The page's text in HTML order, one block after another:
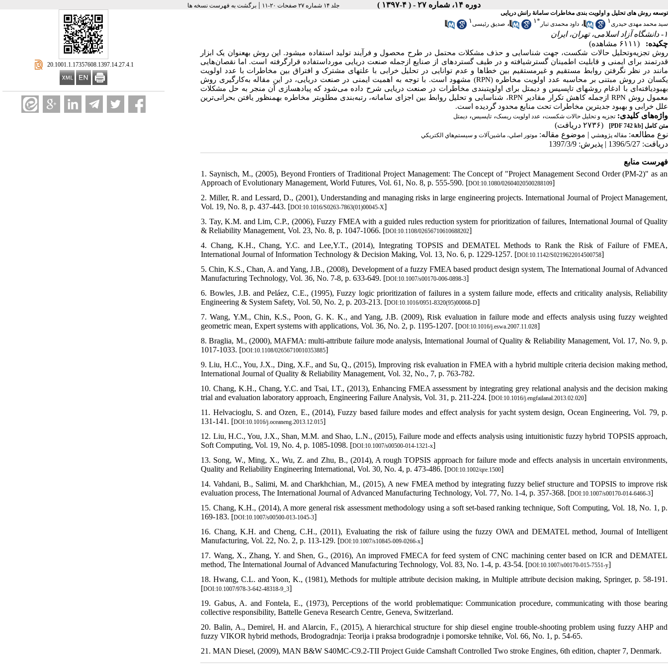
دوره ۱۴، شماره ۲۷ - ( ۴-۱۳۹۷ ) جلد ۱۴ شماره ۲۷ صفحات ۲۰-۱۱ | برگشت به فهرست نسخه ها
‎ 20.1001.1.17357608.1397.14.27.4.1
توسعه روش های تحلیل و اولویت بندی مخاطرات سامانۀ رانش دریایی
سید محمد مهدی حیدری۱ ، داود محمدی تبار *۱ ، صدیق رئیسی۱
۱- دانشگاه آزاد اسلامی، تهران، ایران
چکیده:
(۶۱۱۱ مشاهده)
روش تجزیه‌وتحلیل حالات شکست، جهت شناسایی و حذف مشکلات محتمل در طرح محصول و فرآیند تولید استفاده می­شود. این روش به­عنوان یک ابزار
قدرتمند برای ایمنی و قابلیت اطمینان گسترش­یافته و در طیف گسترده­ای از صنایع ازجمله صنعت دریایی مورداستفاده قرارگرفته است. اما نقصان‌هایی
مانند در نظر نگرفتن روابط مستقیم و غیرمستقیم بین خطاها و عدم توانایی در تحلیل خرابی با علت­های مشترک و افتراق بین مخاطرات با عدد اولویت
یکسان در روش مبتنی بر محاسبه عدد اولویت مخاطره(RPN)
مشهود است. با توجه به اهمیت ایمنی در صنعت دریایی، در این مقاله به‌کارگیری روش
بهبودیافته‌ای با ادغام روش­های تاپسیس و دیمتل برای اولویت­بندی مخاطرات در صنعت دریایی شرح داده می‌شود که پیاده­سازی آن منجر به حل مشکلات
معمول روش
RPN ازجمله کاهش تکرار مقادیر RPN
، شناسایی و تحلیل روابط بین اجزای سامانه، رتبه‌بندی مطلوب­تر مخاطره به­منظور یافتن بحرانی‌ترین
علل خرابی و بهبود جدی­ترین مخاطرات تحت منابع محدود گردیده است.
واژه‌های کلیدی: تجزیه و تحلیل حالات شکست، عدد اولویت ریسک، تاپسیس، دیمتل
متن کامل [PDF 742 kb]
(۲۷۳۶ دریافت)
نوع مطالعه: مقاله پژوهشي | موضوع مقاله: موتور اصلي، ماشين‌آلات و سيستم‌هاي الكتريكي
دریافت: 1396/5/27 | پذیرش: 1397/3/9
فهرست منابع
1. Saynisch, M., (2005), Beyond Frontiers of Traditional Project Management: The Concept of "Project Management Second Order (PM-2)" as an
Approach of Evolutionary Management, World Futures, Vol. 61, No. 8, p. 555-590. [DOI:10.1080/02604020500288109]
2. Miller, R. and Lessard, D., (2001), Understanding and managing risks in large engineering projects. International Journal of Project Management,
Vol. 19, No. 8, p. 437-443. [DOI:10.1016/S0263-7863(01)00045-X]
3. Tay, K.M. and Lim, C.P., (2006), Fuzzy FMEA with a guided rules reduction system for prioritization of failures, International Journal of Quality
& Reliability Management, Vol. 23, No. 8, p. 1047-1066. [DOI:10.1108/02656710610688202]
4. Chang, K.H., Chang, Y.C. and Lee,Y.T., (2014), Integrating TOPSIS and DEMATEL Methods to Rank the Risk of Failure of FMEA,
International Journal of Information Technology & Decision Making, Vol. 13, No. 6, p. 1229-1257. [DOI:10.1142/S0219622014500758]
5. Chin, K.S., Chan, A. and Yang, J.B., (2008), Development of a fuzzy FMEA based product design system, The International Journal of Advanced
Manufacturing Technology, Vol. 36, No. 7-8, p. 633-649. [DOI:10.1007/s00170-006-0898-3]
6. Bowles, J.B. and Peláez, C.E., (1995), Fuzzy logic prioritization of failures in a system failure mode, effects and criticality analysis, Reliability
Engineering & System Safety, Vol. 50, No. 2, p. 203-213. [DOI:10.1016/0951-8320(95)00068-D]
7. Wang, Y.M., Chin, K.S., Poon, G. K. K., and Yang, J.B. (2009), Risk evaluation in failure mode and effects analysis using fuzzy weighted
geometric mean, Expert systems with applications, Vol. 36, No. 2, p. 1195-1207. [DOI:10.1016/j.eswa.2007.11.028]
8. Braglia, M., (2000), MAFMA: multi-attribute failure mode analysis, International Journal of Quality & Reliability Management, Vol. 17, No. 9, p.
1017-1033. [DOI:10.1108/02656710010353885]
9. Liu, H.C., You, J.X., Ding, X.F., and Su, Q., (2015), Improving risk evaluation in FMEA with a hybrid multiple criteria decision making method,
International Journal of Quality & Reliability Management, Vol. 32, No., 7, p. 763-782.
10. Chang, K.H., Chang, Y.C. and Tsai, I.T., (2013), Enhancing FMEA assessment by integrating grey relational analysis and the decision making
trial and evaluation laboratory approach, Engineering Failure Analysis, Vol. 31, p. 211-224. [DOI:10.1016/j.engfailanal.2013.02.020]
11. Helvacioglu, S. and Ozen, E., (2014), Fuzzy based failure modes and effect analysis for yacht system design, Ocean Engineering, Vol. 79, p.
131-141. [DOI:10.1016/j.oceaneng.2013.12.015]
12. Liu, H.C., You, J.X., Shan, M.M. and Shao, L.N., (2015), Failure mode and effects analysis using intuitionistic fuzzy hybrid TOPSIS approach,
Soft Computing, Vol. 19, No. 4, p. 1085-1098. [DOI:10.1007/s00500-014-1321-x]
13. Song, W., Ming, X., Wu, Z. and Zhu, B., (2014), A rough TOPSIS approach for failure mode and effects analysis in uncertain environments,
Quality and Reliability Engineering International, Vol. 30, No. 4, p. 473-486. [DOI:10.1002/qre.1500]
14. Vahdani, B., Salimi, M. and Charkhchian, M., (2015), A new FMEA method by integrating fuzzy belief structure and TOPSIS to improve risk
evaluation process, The International Journal of Advanced Manufacturing Technology, Vol. 77, No. 1-4, p. 357-368. [DOI:10.1007/s00170-014-6466-3]
15. Chang, K.H., (2014), A more general risk assessment methodology using a soft set-based ranking technique, Soft Computing, Vol. 18, No. 1, p.
169-183. [DOI:10.1007/s00500-013-1045-3]
16. Chang, K.H. and Cheng, C.H., (2011), Evaluating the risk of failure using the fuzzy OWA and DEMATEL method, Journal of Intelligent
Manufacturing, Vol. 22, No. 2, p. 113-129. [DOI:10.1007/s10845-009-0266-x]
17. Wang, X., Zhang, Y. and Shen, G., (2016), An improved FMECA for feed system of CNC machining center based on ICR and DEMATEL
method, The International Journal of Advanced Manufacturing Technology, Vol. 83, No. 1-4, p. 43-54. [DOI:10.1007/s00170-015-7551-y]
18. Hwang, C.L. and Yoon, K., (1981), Methods for multiple attribute decision making, in Multiple attribute decision making, Springer, p. 58-191.
[DOI:10.1007/978-3-642-48318-9_3]
19. Gabus, A. and Fontela, E., (1973), Perceptions of the world problematique: Communication procedure, communicating with those bearing
collective responsibility, Battelle Geneva Research Centre, Geneva, Switzerland.
20. Balin, A., Demirel, H. and Alarcin, F., (2015), A hierarchical structure for ship diesel engine trouble-shooting problem using fuzzy AHP and
fuzzy VIKOR hybrid methods, Brodogradnja: Teorija i praksa brodogradnje i pomorske tehnike, Vol. 66, No. 1, p. 54-65.
21. MAN Diesel, (2009), MAN B&W S40MC-C9.2-TII Project Guide Camshaft Controlled Two stroke Engines, 6th edition, chapter 7, Denmark.